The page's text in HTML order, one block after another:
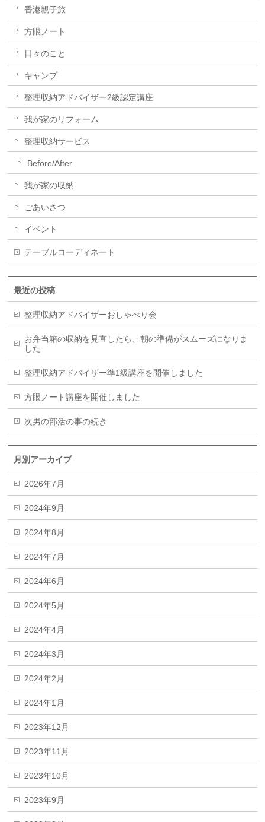
香港親子旅
方眼ノート
日々のこと
キャンプ
整理収納アドバイザー2級認定講座
我が家のリフォーム
整理収納サービス
Before/After
我が家の収納
ごあいさつ
イベント
テーブルコーディネート
最近の投稿
整理収納アドバイザーおしゃべり会
お弁当箱の収納を見直したら、朝の準備がスムーズになりま
した
整理収納アドバイザー準1級講座を開催しました
方眼ノート講座を開催しました
次男の部活の事の続き
月別アーカイブ
2026年7月
2024年9月
2024年8月
2024年7月
2024年6月
2024年5月
2024年4月
2024年3月
2024年2月
2024年1月
2023年12月
2023年11月
2023年10月
2023年9月